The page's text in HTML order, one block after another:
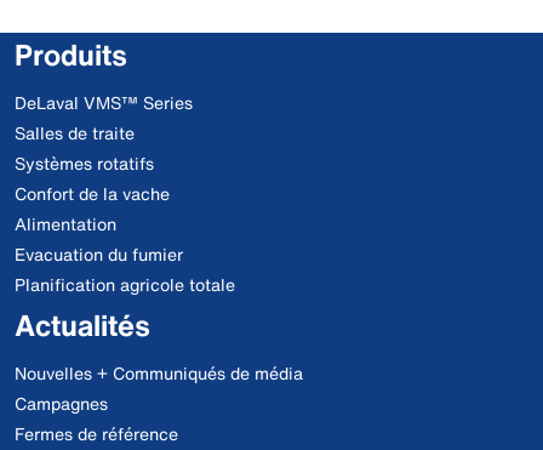
Produits
DeLaval VMS™ Series
Salles de traite
Systèmes rotatifs
Confort de la vache
Alimentation
Evacuation du fumier
Planification agricole totale
Actualités
Nouvelles + Communiqués de média
Campagnes
Fermes de référence